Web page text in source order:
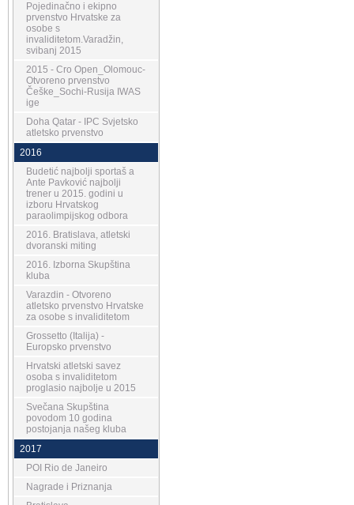
Pojedinačno i ekipno
prvenstvo Hrvatske za
osobe s
invaliditetom.Varadžin,
svibanj 2015
2015 - Cro Open_Olomouc-
Otvoreno prvenstvo
Češke_Sochi-Rusija IWAS
ige
Doha Qatar - IPC Svjetsko
atletsko prvenstvo
2016
Budetić najbolji sportaš a
Ante Pavković najbolji
trener u 2015. godini u
izboru Hrvatskog
paraolimpijskog odbora
2016. Bratislava, atletski
dvoranski miting
2016. Izborna Skupština
kluba
Varazdin - Otvoreno
atletsko prvenstvo Hrvatske
za osobe s invaliditetom
Grossetto (Italija) -
Europsko prvenstvo
Hrvatski atletski savez
osoba s invaliditetom
proglasio najbolje u 2015
Svečana Skupština
povodom 10 godina
postojanja našeg kluba
2017
POI Rio de Janeiro
Nagrade i Priznanja